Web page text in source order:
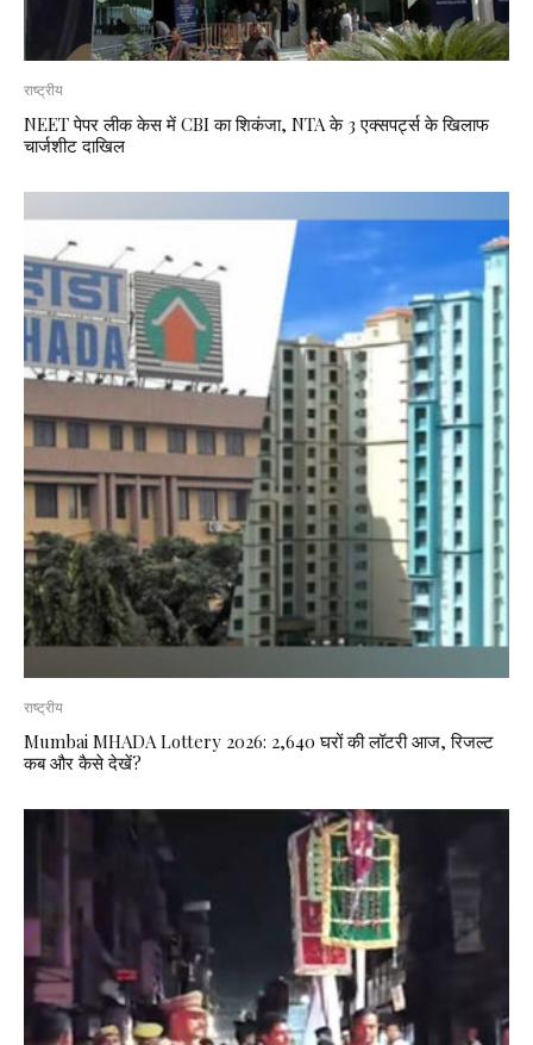
राष्ट्रीय
NEET पेपर लीक केस में CBI का शिकंजा, NTA के 3 एक्सपर्ट्स के खिलाफ
चार्जशीट दाखिल
राष्ट्रीय
Mumbai MHADA Lottery 2026: 2,640 घरों की लॉटरी आज, रिजल्ट
कब और कैसे देखें?